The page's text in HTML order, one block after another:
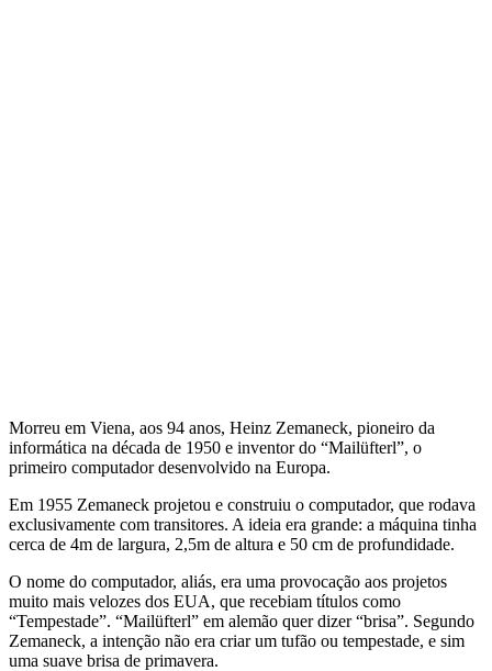
Morreu em Viena, aos 94 anos, Heinz Zemaneck, pioneiro da
informática na década de 1950 e inventor do “Mailüfterl”, o
primeiro computador desenvolvido na Europa.
Em 1955 Zemaneck projetou e construiu o computador, que rodava
exclusivamente com transitores. A ideia era grande: a máquina tinha
cerca de 4m de largura, 2,5m de altura e 50 cm de profundidade.
O nome do computador, aliás, era uma provocação aos projetos
muito mais velozes dos EUA, que recebiam títulos como
“Tempestade”. “Mailüfterl” em alemão quer dizer “brisa”. Segundo
Zemaneck, a intenção não era criar um tufão ou tempestade, e sim
uma suave brisa de primavera.